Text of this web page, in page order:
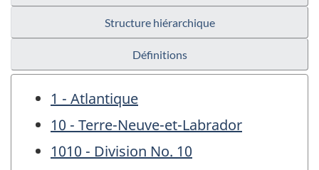
Structure hiérarchique
Définitions
1 - Atlantique
10 - Terre-Neuve-et-Labrador
1010 - Division No. 10